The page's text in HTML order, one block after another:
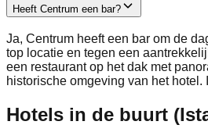
Heeft Centrum een bar?
Ja, Centrum heeft een bar om de
top locatie en tegen een
een restaurant op het dak met
historische omgeving van het hotel.
Hotels in de buurt